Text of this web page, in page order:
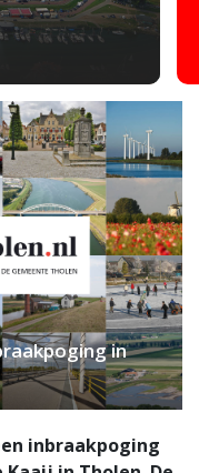
in
inbraakpoging